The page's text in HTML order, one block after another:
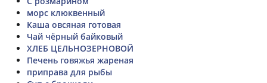
морс клюквенный
Каша овсяная готовая
Чай чёрный байковый
ХЛЕБ ЦЕЛЬНОЗЕРНОВОЙ
Печень говяжья жареная
приправа для рыбы